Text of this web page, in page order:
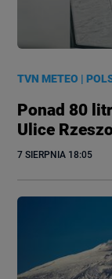
TVN METEO |
Ponad 80
Ulice
7 SIERPNIA 18:05